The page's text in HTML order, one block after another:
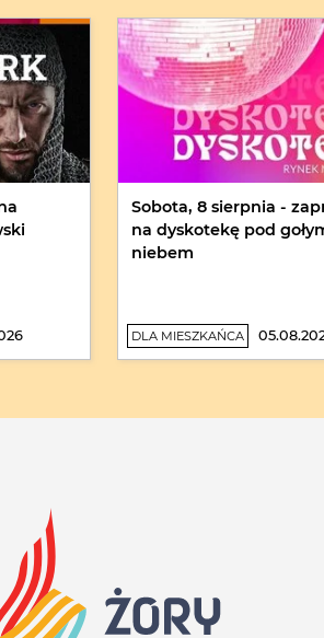
Sobota, 8 sierpnia -
na dyskotekę pod
niebem
DLA MIESZKAŃCA